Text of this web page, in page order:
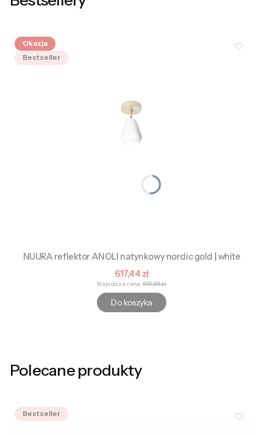
Okazja
Bestseller
NUURA reflektor ANOLI natynkowy nordic gold | white
Cena promocyjna
617,44 zł
Najniższa cena: 615,86 zł
Do koszyka
Polecane produkty
Bestseller